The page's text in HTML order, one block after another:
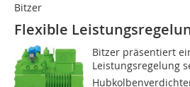
Bitzer
Flexible
Bitzer präsentiert
Leistungsregelung